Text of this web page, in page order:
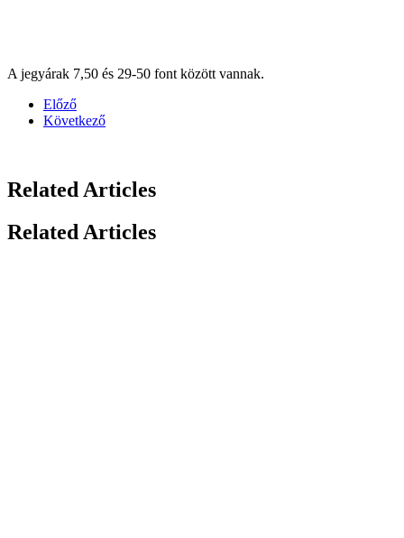
A jegyárak 7,50 és 29-50 font között vannak.
Előző
Következő
Related Articles
Related Articles